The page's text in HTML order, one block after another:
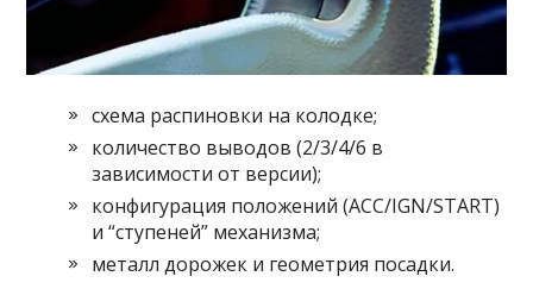
схема распиновки на колодке;
количество выводов (2/3/4/6 в
зависимости от версии);
конфигурация положений (ACC/IGN/START)
и “ступеней” механизма;
металл дорожек и геометрия посадки.